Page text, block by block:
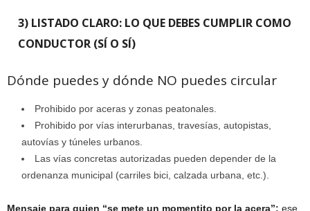
3) LISTADO CLARO: LO QUE DEBES CUMPLIR COMO
CONDUCTOR (SÍ O SÍ)
Dónde puedes y dónde NO puedes circular
Prohibido por aceras y zonas peatonales.
Prohibido por vías interurbanas, travesías, autopistas,
autovías y túneles urbanos.
Las vías concretas autorizadas pueden depender de la
ordenanza municipal (carriles bici, calzada urbana, etc.).
Mensaje para quien “se mete un momentito por la acera”: ese